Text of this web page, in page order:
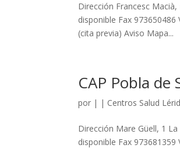
Dirección Francesc
disponible Fax
(cita previa) Aviso Mapa...
CAP Pobla de
por | | Centros Salud
Dirección Mare Güell, 1
disponible Fax